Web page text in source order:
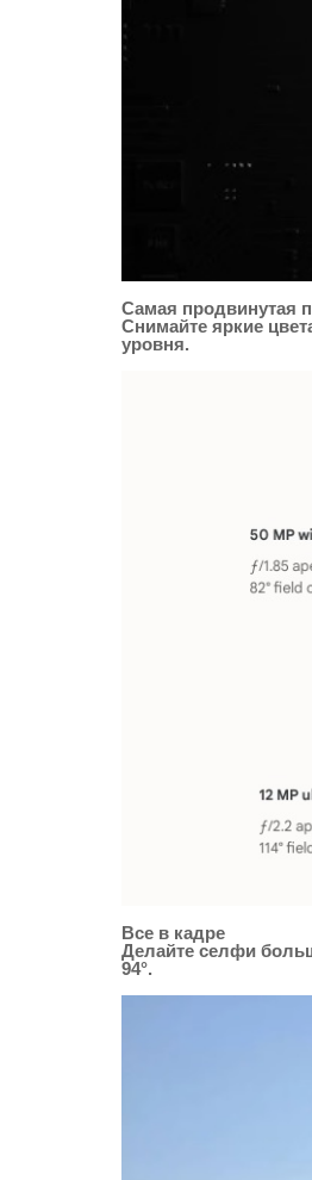
Самая продвинутая
Снимайте яркие
уровня.
Все в кадре
Делайте селфи
94°.